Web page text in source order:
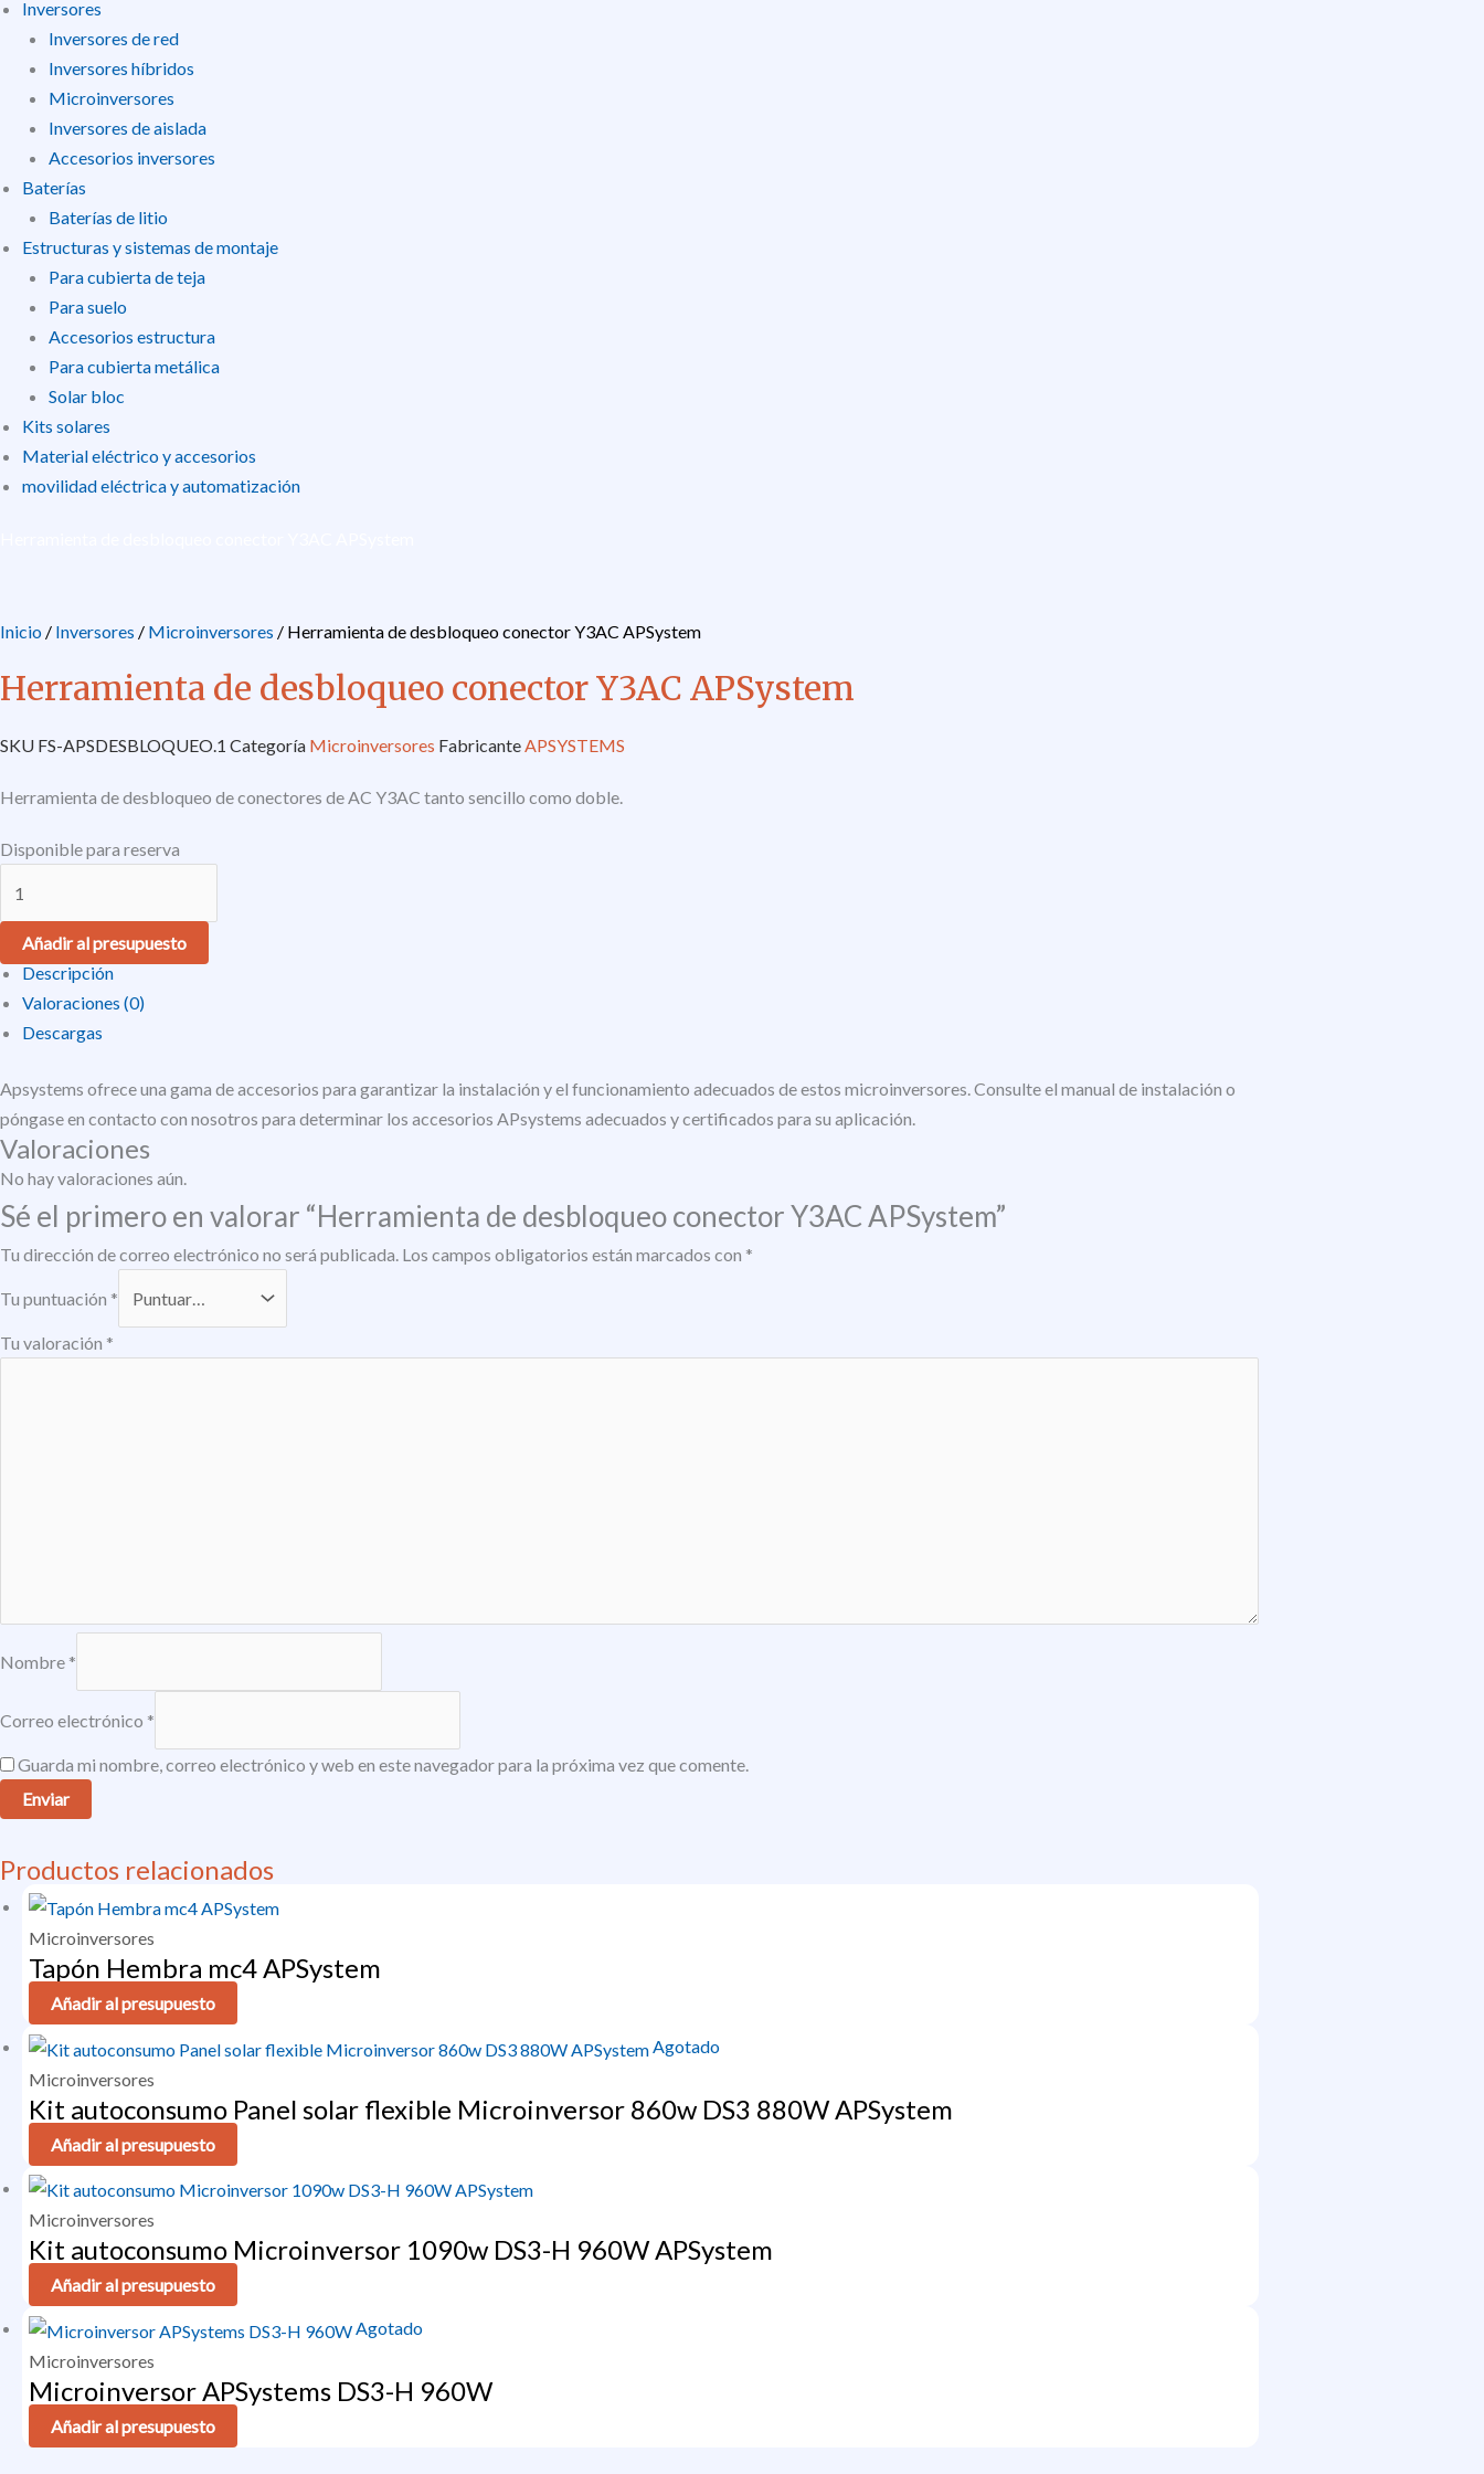
Inversores
Inversores de red
Inversores híbridos
Microinversores
Inversores de aislada
Accesorios inversores
Baterías
Baterías de litio
Estructuras y sistemas de montaje
Para cubierta de teja
Para suelo
Accesorios estructura
Para cubierta metálica
Solar bloc
Kits solares
Material eléctrico y accesorios
movilidad eléctrica y automatización
Inicio / Inversores / Microinversores / Herramienta de desbloqueo conector Y3AC APSystem
Herramienta de desbloqueo conector Y3AC APSystem
SKU FS-APSDESBLOQUEO.1 Categoría Microinversores FabricanteAPSYSTEMS
Herramienta de desbloqueo de conectores de AC Y3AC tanto sencillo como doble.
Disponible para reserva
Añadir al presupuesto
Descripción
Valoraciones (0)
Descargas
Apsystems ofrece una gama de accesorios para garantizar la instalación y el funcionamiento adecuados de estos microinversores. Consulte el manual de instalación o
póngase en contacto con nosotros para determinar los accesorios APsystems adecuados y certificados para su aplicación.
Valoraciones
No hay valoraciones aún.
Sé el primero en valorar “Herramienta de desbloqueo conector Y3AC APSystem”
Tu dirección de correo electrónico no será publicada. Los campos obligatorios están marcados con *
Tu puntuación *
Tu valoración *
Nombre *
Correo electrónico *
Guarda mi nombre, correo electrónico y web en este navegador para la próxima vez que comente.
Productos relacionados
Microinversores
Tapón Hembra mc4 APSystem
Añadir al presupuesto
Agotado
Microinversores
Kit autoconsumo Panel solar flexible Microinversor 860w DS3 880W APSystem
Añadir al presupuesto
Microinversores
Kit autoconsumo Microinversor 1090w DS3-H 960W APSystem
Añadir al presupuesto
Agotado
Microinversores
Microinversor APSystems DS3-H 960W
Añadir al presupuesto